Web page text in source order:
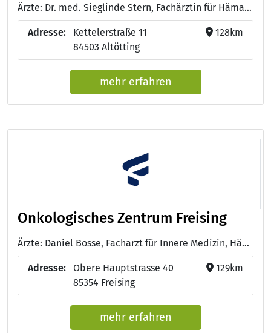
Ärzte: Dr. med. Sieglinde Stern, Fachärztin für Hämatologie und internistische Onkologie;Naturheilverfahren mit Ausbildung bei Priv. Doz. Dr. R. Brenke, KK Simbach - Andrea Brunnhuber, Medizinische Fachangestellte für Hämatologie und Onkologie; Fachassistentin für orale Tumortherapie, Praxismanagerin, Medizinische Studienassistentin, zertifizierte OnkoWalking-Trainerin - Melanie Söder, Exam. Krankenschwester; Med. Fachangestellte für Hämatologie und Onkologie; Pain Nurse; zertifizierte OnkoWalking Trainerin - Monika Sinhart, Medizinische Fachangestellte; zertifizierte OnkoWalking-Trainerin - Astrid Gernt, Medizinische Fachangestellte - Irene Mühlberger, Medizinische Fachangestellte
Adresse:
Kettelerstraße 11
84503 Altötting
128km
mehr erfahren
Onkologisches Zentrum Freising
Ärzte: Daniel Bosse, Facharzt für Innere Medizin, Hämatologie und Onkologie - Dr. med. Christoph Schilling von Canstatt, Facharzt für Innere Medizin, Hämatologie und Onkologie
Adresse:
Obere Hauptstrasse 40
85354 Freising
129km
mehr erfahren